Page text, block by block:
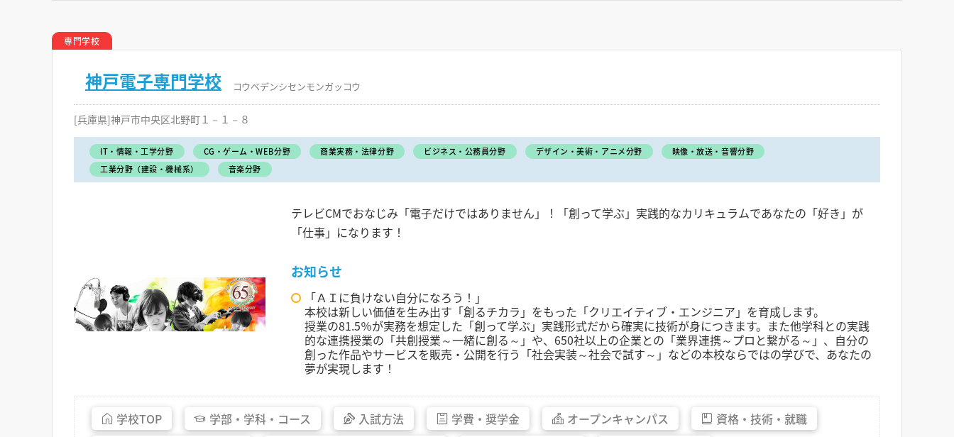
専門学校
神戸電子専門学校 コウベデンシセンモンガッコウ
[兵庫県]神戸市中央区北野町１－１－８
IT・情報・工学分野 CG・ゲーム・WEB分野 商業実務・法律分野 ビジネス・公務員分野 デザイン・美術・アニメ分野
映像・放送・音響分野
工業分野（建設・機械系）
音楽分野
テレビCMでおなじみ「電子だけではありません」！「創って学ぶ」実践的なカリキュラムであなたの「好き」が
「仕事」になります！
お知らせ
「ＡＩに負けない自分になろう！」
本校は新しい価値を生み出す「創るチカラ」をもった「クリエイティブ・エンジニア」を育成します。
授業の81.5％が実務を想定した「創って学ぶ」実践形式だから確実に技術が身につきます。また他学科との実践
的な連携授業の「共創授業～一緒に創る～」や、650社以上の企業との「業界連携～プロと繋がる～」、自分の
創った作品やサービスを販売・公開を行う「社会実装～社会で試す～」などの本校ならではの学びで、あなたの
夢が実現します！
学校TOP 学部・ 学科・ コース 入試方法 学費・ 奨学金 オープンキャンパス 資格・ 技術・ 就職